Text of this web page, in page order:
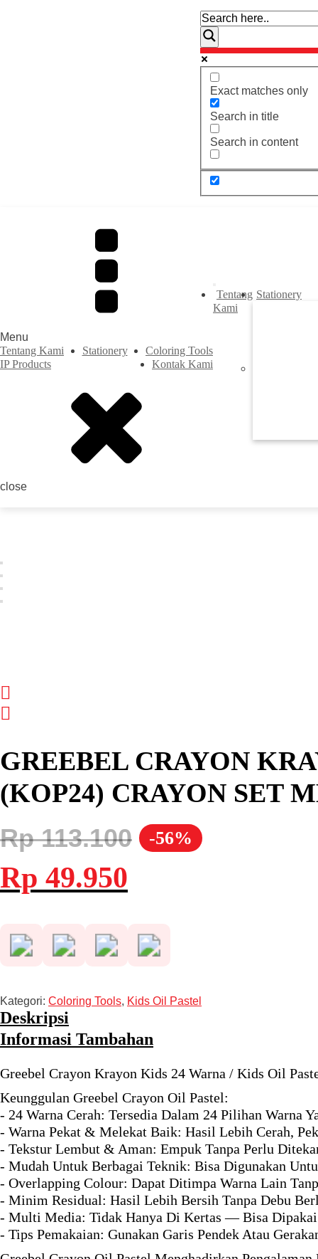
Exact matches only
Search in title
Search in content
Menu
Tentang Kami
Stationery
Coloring Tools
IP Products
Kontak Kami
close
Tentang
Kami
Stationery
GREEBEL CRAYON
(KOP24) CRAYON SET
-56%
Rp113.100
Harga
aslinya
adalah:
Rp 49.950ini
Kategori: Coloring Tools, Kids Oil Pastel
Deskripsi
Informasi Tambahan
Greebel Crayon Krayon Kids 24 Warna / Kids Oil
Keunggulan Greebel Crayon Oil Pastel:
- 24 Warna Cerah: Tersedia Dalam 24 Pilihan Warna
- Warna Pekat & Melekat Baik: Hasil Lebih Cerah,
- Tekstur Lembut & Aman: Empuk Tanpa Perlu
- Mudah Untuk Berbagai Teknik: Bisa Digunakan
- Overlapping Colour: Dapat Ditimpa Warna Lain
- Minim Residual: Hasil Lebih Bersih Tanpa Debu
- Multi Media: Tidak Hanya Di Kertas — Bisa
- Tips Pemakaian: Gunakan Garis Pendek Atau